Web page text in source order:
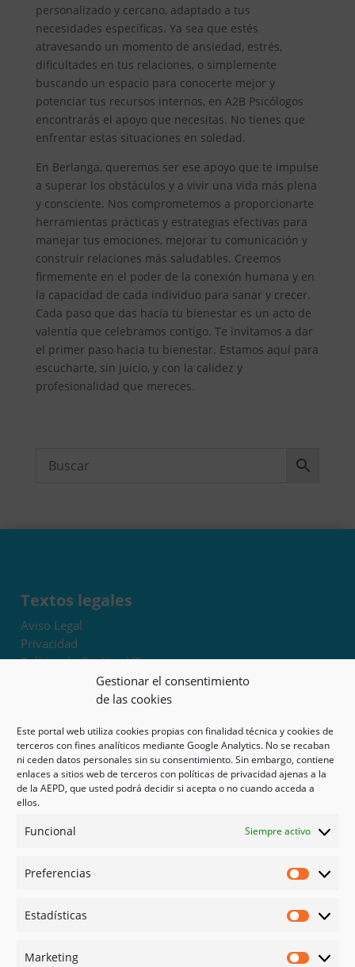
Gestionar el consentimiento
de las cookies
Este portal web utiliza cookies propias con finalidad técnica y cookies de
terceros con fines analíticos mediante Google Analytics. No se recaban
ni ceden datos personales sin su consentimiento. Sin embargo, contiene
enlaces a sitios web de terceros con políticas de privacidad ajenas a la
de la AEPD, que usted podrá decidir si acepta o no cuando acceda a
ellos.
Funcional Siempre activo
Preferencias
Estadísticas
Marketing
personalizado y cercano, adaptado a tus
necesidades específicas. Ya sea que estés
atravesando un momento de ansiedad, estrés,
dificultades en tus relaciones, o simplemente
buscando un espacio para conocerte mejor y
potenciar tus recursos internos, en A2B Psicólogos
encontrarás el apoyo que necesitas. No tienes que
enfrentar estas situaciones en soledad.
En Berlanga, queremos ser ese apoyo que te impulse
a superar los obstáculos y a vivir una vida más plena
y consciente. Nos comprometemos a proporcionarte
herramientas prácticas y estrategias efectivas para
manejar tus emociones, mejorar tu comunicación y
construir relaciones más saludables. Creemos
firmemente en el poder de la conexión humana y en
la capacidad de cada individuo para sanar y crecer.
Cada paso que das hacia tu bienestar es un acto de
valentía que celebramos contigo. Te invitamos a dar
el primer paso hacia tu bienestar. Estamos aquí para
escucharte, sin juicio, y con la calidez y
profesionalidad que mereces.
Textos legales
Aviso Legal
Privacidad
Política de Cookies UE
Términos y condiciones
Exoneración de responsabilidad
Mapa del sitio
Mi cuenta
Tienda
Psicología en Murcia
Guías
Redes sociales
Instagram
Linked in